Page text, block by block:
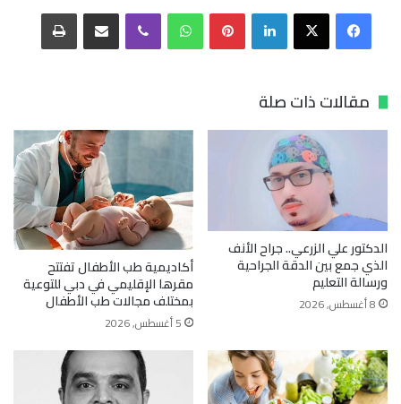
فيسبوك‫X لينكدإن بينتيريستواتساب ڤايبر مشاركة عبر البريد طباعة
مقالات ذات صلة
الدكتور علي الزرعي.. جراح الأنف
الذي جمع بين الدقة الجراحية
ورسالة التعليم
8 أغسطس, 2026
أكاديمية طب الأطفال تفتتح
مقرها الإقليمي في دبي للتوعية
بمختلف مجالات طب الأطفال
5 أغسطس, 2026